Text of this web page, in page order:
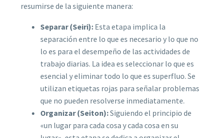
resumirse de la siguiente manera:
Separar (Seiri): Esta etapa implica la
separación entre lo que es necesario y lo que no
lo es para el desempeño de las actividades de
trabajo diarias. La idea es seleccionar lo que es
esencial y eliminar todo lo que es superfluo. Se
utilizan etiquetas rojas para señalar problemas
que no pueden resolverse inmediatamente.
Organizar (Seiton):Siguiendo el principio de
«un lugar para cada cosa y cada cosa en su